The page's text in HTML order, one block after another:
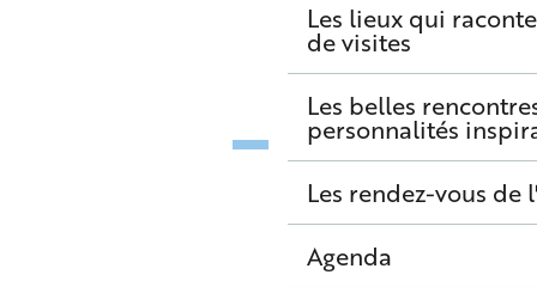
Les lieux qui
de visites
Les belles
personnalités
Les rendez-vous de
Agenda